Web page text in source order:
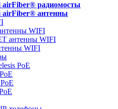
airFiber® радиомосты
airFiber® антенны
WIFI
антенны WIFI
WIFI
PoE